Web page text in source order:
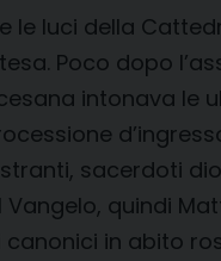
le luci della
Poco dopo
intonava le
sacerdoti
quindi
in abito